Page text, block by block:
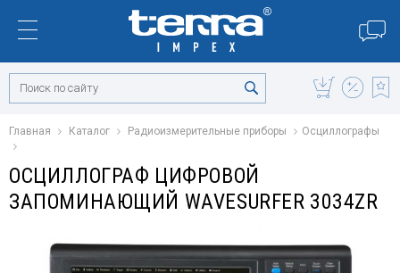
Главная Каталог Радиоизмерительные приборы Осциллографы
ОСЦИЛЛОГРАФ ЦИФРОВОЙ
ЗАПОМИНАЮЩИЙ WAVESURFER 3034ZR